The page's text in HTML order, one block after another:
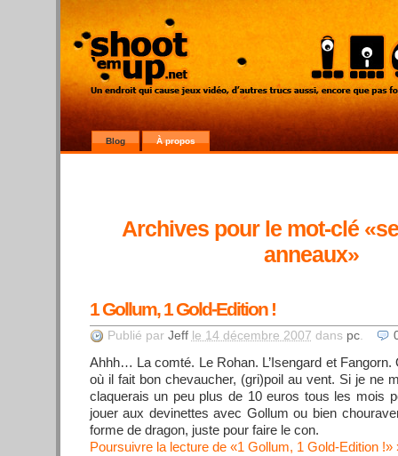
Blog À propos
Archives pour le mot-clé
anneaux»
1 Gollum, 1 Gold-Edition !
Publié par Jeff le 14 décembre 2007 dans pc.
Ahhh… La comté. Le Rohan. L’Isengard et
où il fait bon chevaucher, (gri)poil au vent. Si je ne
claquerais un peu plus de 10 euros tous les mois
jouer aux devinettes avec Gollum ou bien
forme de dragon, juste pour faire le con.
Poursuivre la lecture de «1 Gollum, 1 Gold-Edition !»